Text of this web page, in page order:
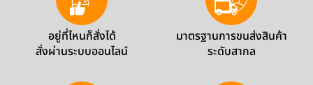
อยู่ที่ไหนก็สั่งได้
สั่งผ่านระบบออนไลน์
มาตรฐานการขนส่งสินค้า
ระดับสากล